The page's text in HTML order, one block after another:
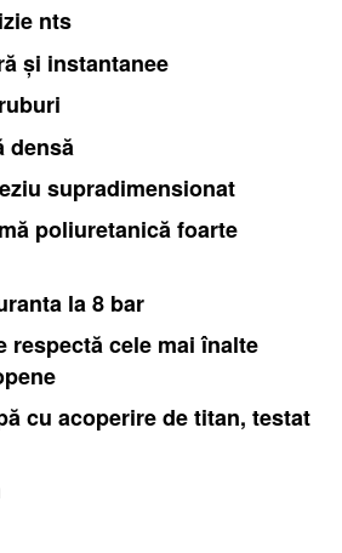
nts
și instantanee
densă
supradimensionat
poliuretanică foarte
la 8 bar
respectă cele mai înalte
cu acoperire de titan, testat